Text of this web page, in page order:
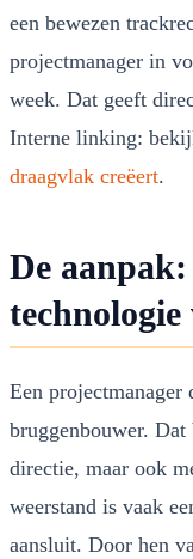
een bewezen
projectmanager in
week. Dat geeft
Interne linking:
draagvlak creëert.
De aanpak:
Een projectmanager
bruggenbouwer.
directie, maar ook
weerstand is vaak
aansluit. Door hen